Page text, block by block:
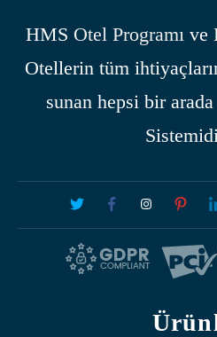
HMS Otel Programıve
Otellerin tüm
sunan hepsi bir